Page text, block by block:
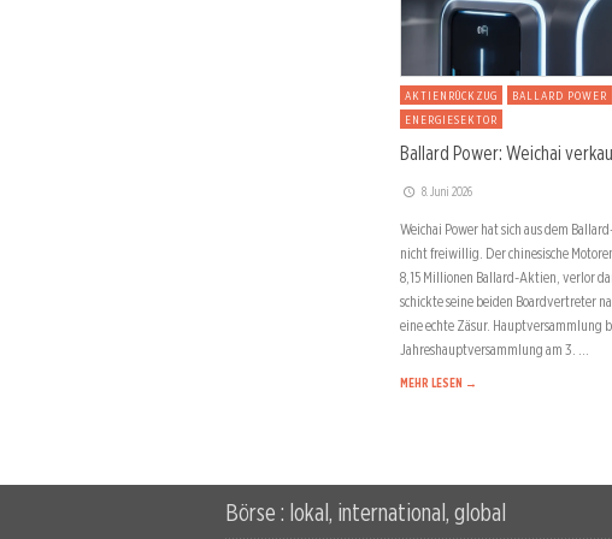
AKTIENRÜCKZUG BALLARD POWER
ENERGIESEKTOR
Ballard Power: Weichai
8. Juni 2026
Weichai Power hat sich aus dem
nicht freiwillig. Der chinesische
8,15 Millionen Ballard-Aktien, verlor
schickte seine beiden Boardvertreter
eine echte Zäsur. Hauptversammlung
Jahreshauptversammlung am 3. …
MEHR LESEN →
Börse : lokal, international, global